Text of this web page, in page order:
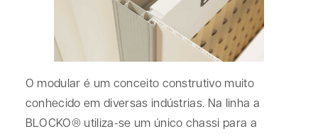
O modular é um conceito construtivo muito
conhecido em diversas indústrias. Na linha a
BLOCKO® utiliza-se um único chassi para a